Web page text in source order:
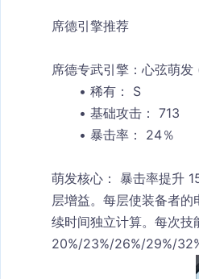
席德引擎推荐
席德专武引擎：心弦萌
稀有：
S
基础攻击： 713
暴击率：
24％
萌发核心： 暴击率提升
层增益。每层使装备者
续时间独立计算。每次
20%/23%/26%/29%/